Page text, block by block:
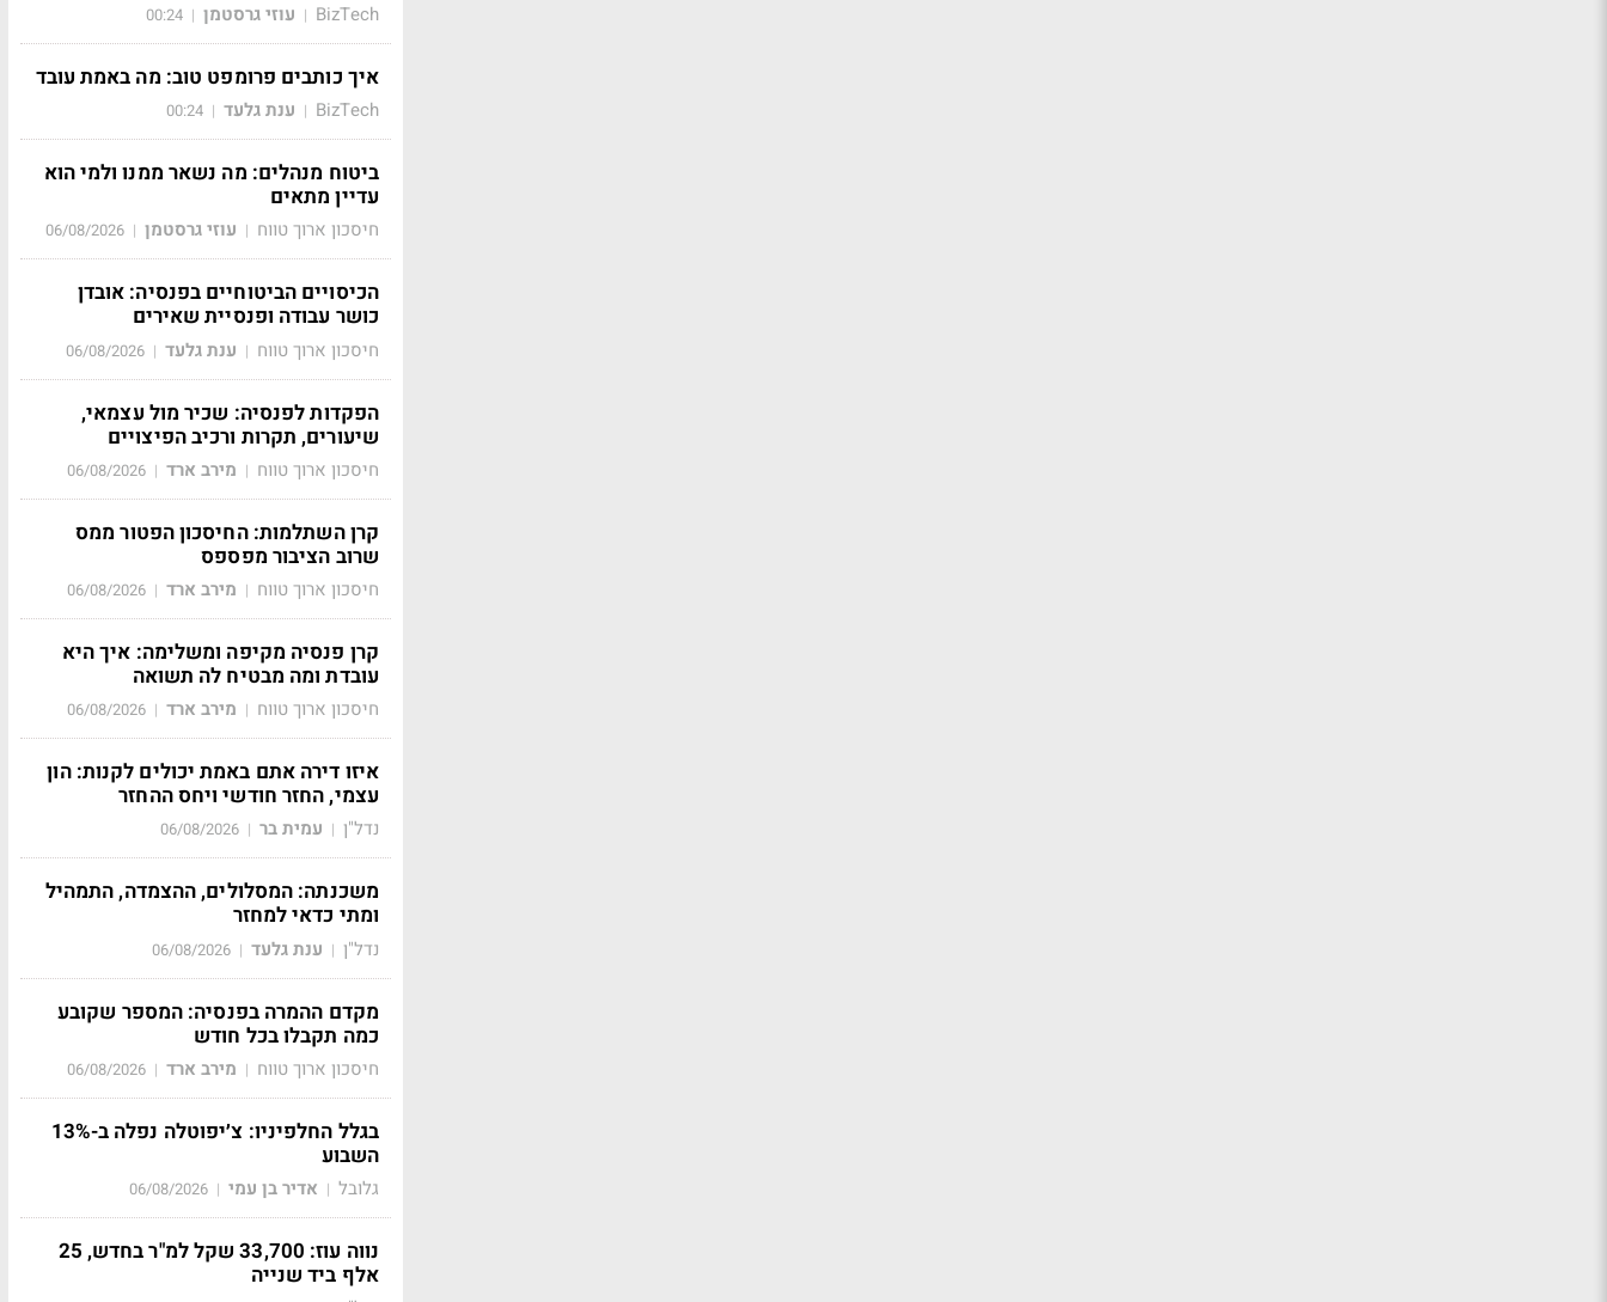
BizTech
| עוזי גרסטמן |
00:24
איך כותבים פרומפט טוב: מה באמת עובד
BizTech
| ענת גלעד |
00:24
ביטוח מנהלים: מה נשאר ממנו ולמי הוא
עדיין מתאים
חיסכון ארוך טווח | עוזי גרסטמן |
06/08/2026
הכיסויים הביטוחיים בפנסיה: אובדן
כושר עבודה ופנסיית שאירים
חיסכון ארוך טווח | ענת גלעד |
06/08/2026
הפקדות לפנסיה: שכיר מול עצמאי,
שיעורים, תקרות ורכיב הפיצויים
חיסכון ארוך טווח | מירב ארד |
06/08/2026
קרן השתלמות: החיסכון הפטור ממס
שרוב הציבור מפספס
חיסכון ארוך טווח | מירב ארד |
06/08/2026
קרן פנסיה מקיפה ומשלימה: איך היא
עובדת ומה מבטיח לה תשואה
חיסכון ארוך טווח | מירב ארד |
06/08/2026
איזו דירה אתם באמת יכולים לקנות: הון
עצמי, החזר חודשי ויחס ההחזר
נדל"ן | עמית בר |
06/08/2026
משכנתה: המסלולים, ההצמדה, התמהיל
ומתי כדאי למחזר
נדל"ן | ענת גלעד |
06/08/2026
מקדם ההמרה בפנסיה: המספר שקובע
כמה תקבלו בכל חודש
חיסכון ארוך טווח | מירב ארד |
06/08/2026
בגלל החלפיניו: צ׳יפוטלה נפלה ב-13%
השבוע
גלובל | אדיר בן עמי |
06/08/2026
נווה עוז: 33,700 שקל למ"ר בחדש, 25
אלף ביד שנייה